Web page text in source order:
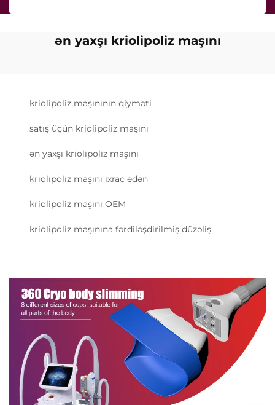
ən yaxşı kriolipoliz maşını
kriolipoliz maşınının qiyməti
satış üçün kriolipoliz maşını
ən yaxşı kriolipoliz maşını
kriolipoliz maşını ixrac edən
kriolipoliz maşını OEM
kriolipoliz maşınına fərdiləşdirilmiş düzəliş